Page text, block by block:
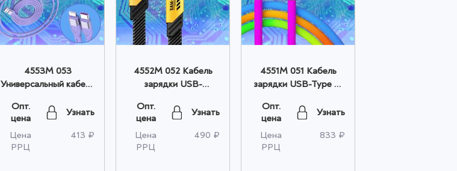
4553M 053
Универсальный кабель
оптом
Опт.
цена
Узнать
Цена
РРЦ
413 ₽
4552M 052 Кабель
зарядки USB-
оптом
Опт.
цена
Узнать
Цена
РРЦ
490 ₽
4551M 051 Кабель
зарядки USB-Type C,
Опт.
цена
Узнать
Цена
РРЦ
833 ₽